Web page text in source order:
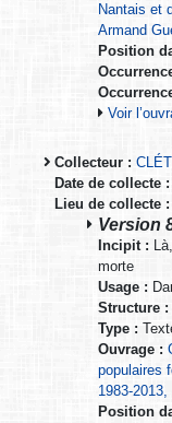
Nantais et
Armand
Position
Voir
Collecteur :
Date de collecte :
Lieu de collecte :
Version
Incipit :
morte
Usage :
Structure :
Type :
Ouvrage :
populaires
1983-
Position